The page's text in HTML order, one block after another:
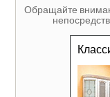
Обращайте